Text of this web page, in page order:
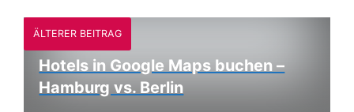
ÄLTERER BEITRAG
Hotels in Google Maps buchen –
Hamburg vs. Berlin